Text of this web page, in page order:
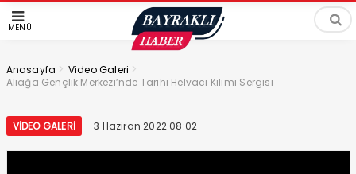
MENÜ
Anasayfa > Video Galeri >
Aliağa Gençlik Merkezi’nde Tarihi Helvacı Kilimi Sergisi
VIDEO GALERI 3 Haziran 2022 08:02